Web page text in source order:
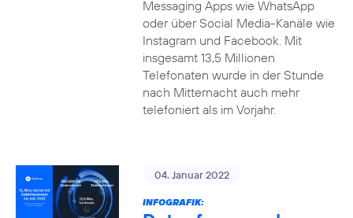
Messaging Apps wie WhatsApp
oder über Social Media-Kanäle wie
Instagram und Facebook. Mit
insgesamt 13,5 Millionen
Telefonaten wurde in der Stunde
nach Mitternacht auch mehr
telefoniert als im Vorjahr.
04. Januar 2022
INFOGRAFIK: